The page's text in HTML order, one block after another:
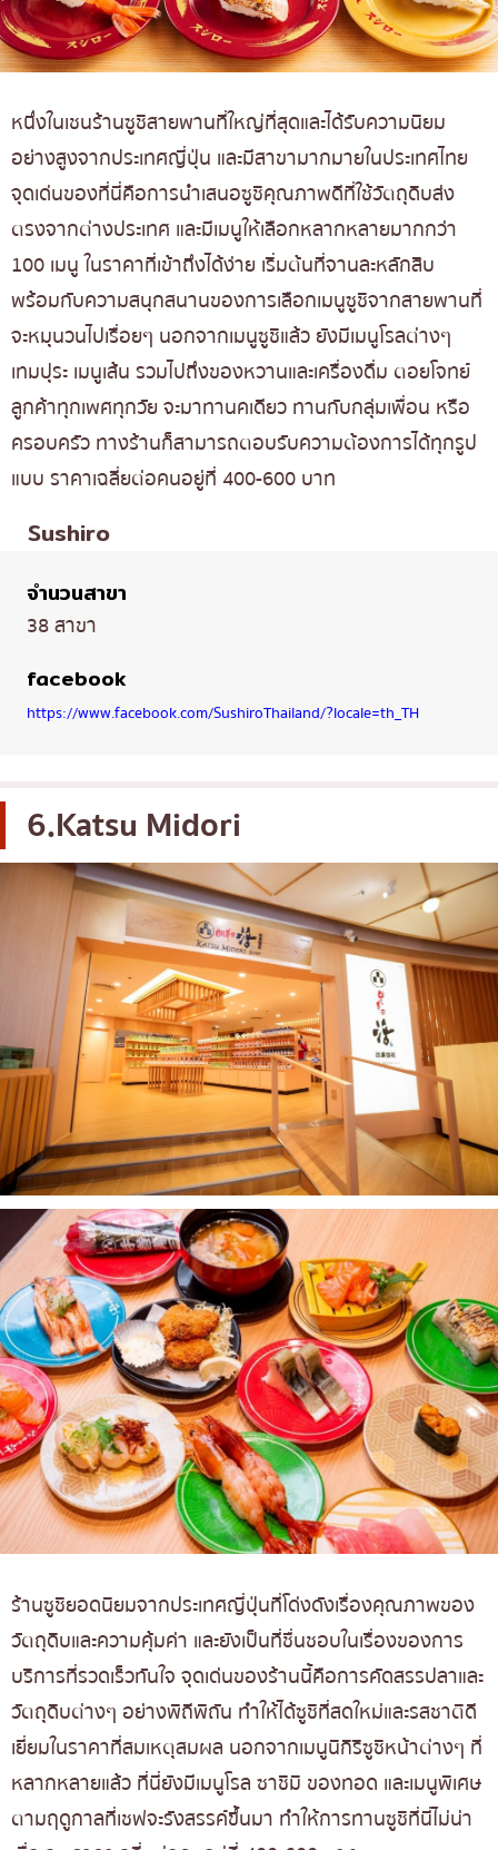
หนึ่งในเชนร้านซูชิสายพานที่ใหญ่ที่สุดและได้รับความนิยม
อย่างสูงจากประเทศญี่ปุ่น และมีสาขามากมายในประเทศไทย
จุดเด่นของที่นี่คือการนำเสนอซูชิคุณภาพดีที่ใช้วัตถุดิบส่ง
ตรงจากต่างประเทศ และมีเมนูให้เลือกหลากหลายมากกว่า
100 เมนู ในราคาที่เข้าถึงได้ง่าย เริ่มต้นที่จานละหลักสิบ
พร้อมกับความสนุกสนานของการเลือกเมนูซูชิจากสายพานที่
จะหมุนวนไปเรื่อยๆ นอกจากเมนูซูชิแล้ว ยังมีเมนูโรลต่างๆ
เทมปุระ เมนูเส้น รวมไปถึงของหวานและเครื่องดื่ม ตอยโจทย์
ลูกค้าทุกเพศทุกวัย จะมาทานคเดียว ทานกับกลุ่มเพื่อน หรือ
ครอบครัว ทางร้านก็สามารถตอบรับความต้องการได้ทุกรูป
แบบ ราคาเฉลี่ยต่อคนอยู่ที่ 400-600 บาท
Sushiro
จำนวนสาขา
38 สาขา
facebook
https://www.facebook.com/SushiroThailand/?locale=th_TH
6.Katsu Midori
ร้านซูชิยอดนิยมจากประเทศญี่ปุ่นที่โด่งดังเรื่องคุณภาพของ
วัตถุดิบและความคุ้มค่า และยังเป็นที่ชื่นชอบในเรื่องของการ
บริการที่รวดเร็วทันใจ จุดเด่นของร้านนี้คือการคัดสรรปลาและ
วัตถุดิบต่างๆ อย่างพิถีพิถัน ทำให้ได้ซูชิที่สดใหม่และรสชาติดี
เยี่ยมในราคาที่สมเหตุสมผล นอกจากเมนูนิกิริซูชิหน้าต่างๆ ที่
หลากหลายแล้ว ที่นี่ยังมีเมนูโรล ซาชิมิ ของทอด และเมนูพิเศษ
ตามฤดูกาลที่เชฟจะรังสรรค์ขึ้นมา ทำให้การทานซูชิที่นี่ไม่น่า